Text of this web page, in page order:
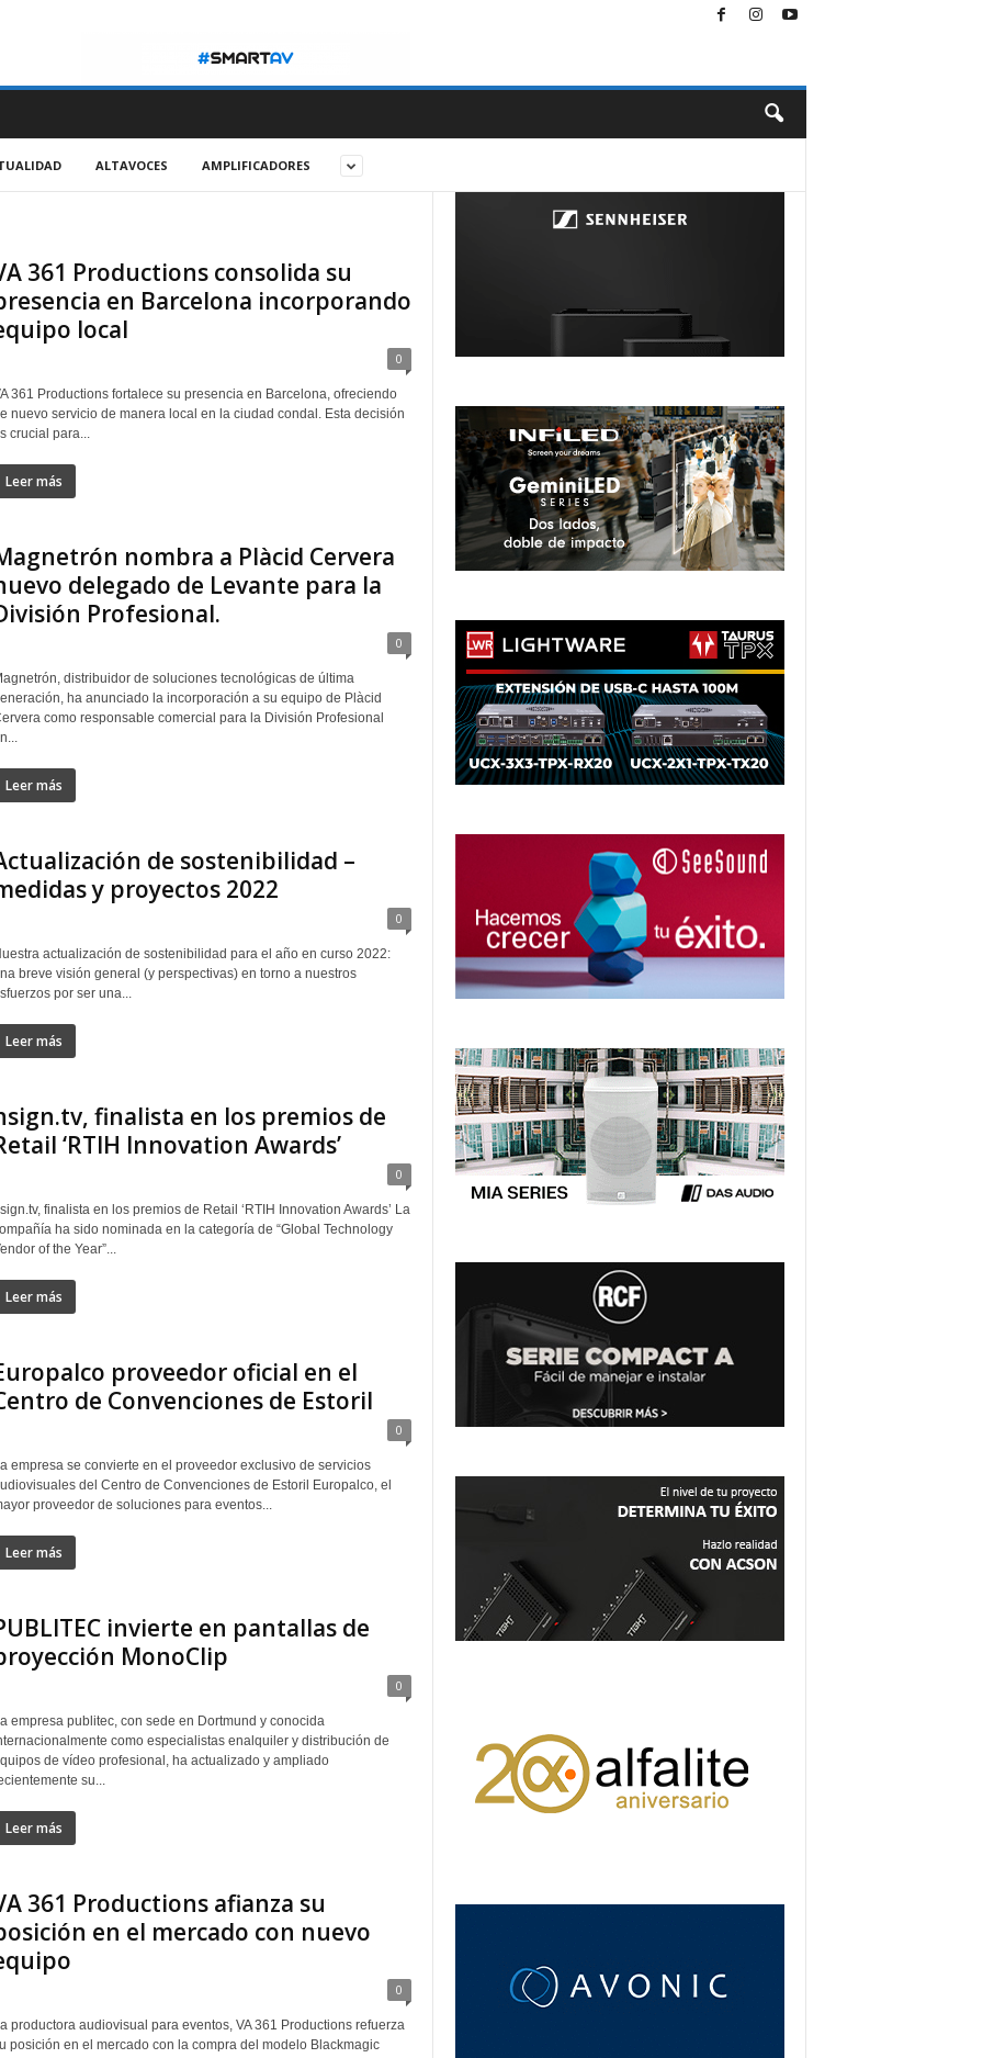
ALTAVOCES AMPLIFICADORES
361 Productions consolida su
en Barcelona incorporando
local
0
361 Productions fortalece su presencia en Barcelona, ofreciendo
nuevo servicio de manera local en la ciudad condal. Esta decisión
crucial para...
Leer más
nombra a Plàcid Cervera
delegado de Levante para la
Profesional.
0
distribuidor de soluciones tecnológicas de última
ha anunciado la incorporación a su equipo de Plàcid
como responsable comercial para la División Profesional
Leer más
de sostenibilidad –
y proyectos 2022
0
actualización de sostenibilidad para el año en curso 2022:
breve visión general (y perspectivas) en torno a nuestros
por ser una...
Leer más
finalista en los premios de
‘RTIH Innovation Awards’
0
finalista en los premios de Retail ‘RTIH Innovation Awards’ La
ha sido nominada en la categoría de “Global Technology
of the Year”...
Leer más
proveedor oficial en el
de Convenciones de Estoril
0
empresa se convierte en el proveedor exclusivo de servicios
del Centro de Convenciones de Estoril Europalco, el
proveedor de soluciones para eventos...
Leer más
invierte en pantallas de
MonoClip
0
empresa publitec, con sede en Dortmund y conocida
como especialistas enalquiler y distribución de
de vídeo profesional, ha actualizado y ampliado
su...
Leer más
361 Productions afianza su
en el mercado con nuevo
0
productora audiovisual para eventos, VA 361 Productions refuerza
posición en el mercado con la compra del modelo Blackmagic